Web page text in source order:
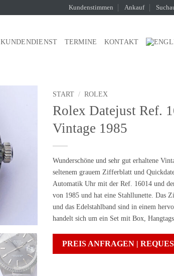
Kundenstimmen Ankauf
KUNDENDIENST TERMINE KONTAKT
START / ROLEX
Rolex Datejust Ref.
Vintage 1985
Wunderschöne undsehr gut erhaltene
seltenem grauem Zifferblatt und
Automatik Uhr mit der Ref. 16014 und
von 1985 und hat eine Stahllunette . Das
und das Edelstahlband sind in einem
handelt sich um ein Setmit Box,
PREIS ANFRAGEN |